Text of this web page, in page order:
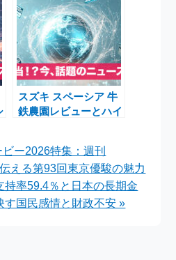
スズキ スペーシア 牛
鉄農園レビューとハイ
ー2026特集：週刊
える第93回東京優駿の魅力
持率59.4％と日本の長期金
す国民感情と財政不安 »